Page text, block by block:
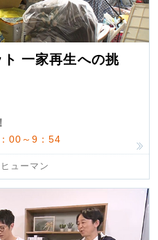
一家再生への挑
00～9：54
ヒューマン